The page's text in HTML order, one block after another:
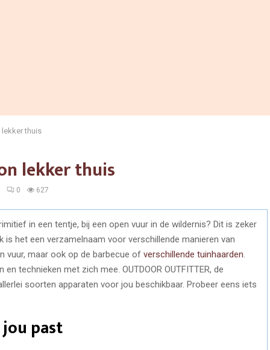
thuis
lekker thuis
0 627
in een tentje, bij een open vuur in de wildernis? Dit is zeker
is het een verzamelnaam voor verschillende manieren van
vuur, maar ook op de barbecue of verschillende tuinhaarden
technieken met zich mee. OUTDOOR OUTFITTER, de
soorten apparaten voor jou beschikbaar. Probeer eens iets
past